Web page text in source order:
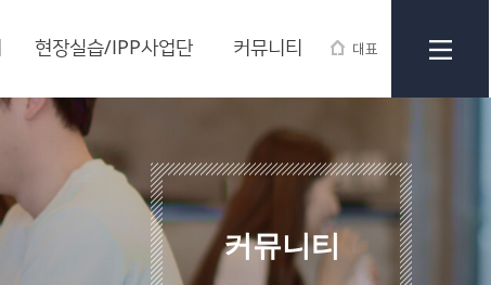
대표
현장실습/IPP사업단 커뮤니티
커뮤니티